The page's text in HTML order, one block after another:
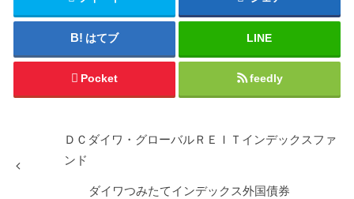
はてブ LINE
Pocket feedly
ＤＣダイワ・グローバルＲＥＩＴインデックスファ
ンド
ダイワつみたてインデックス外国債券